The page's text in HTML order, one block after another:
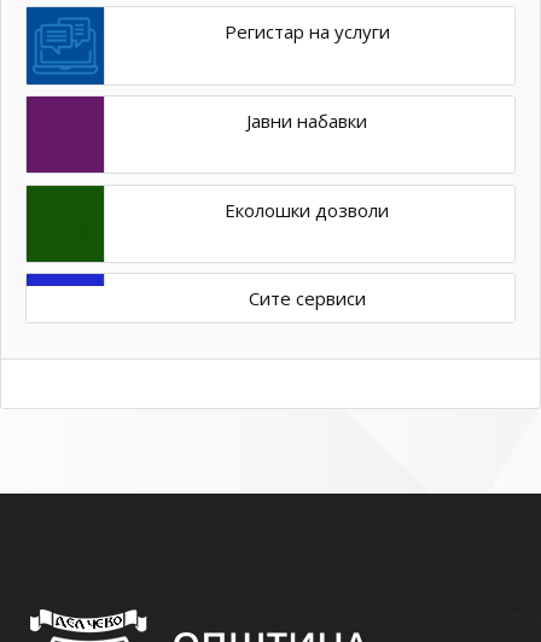
Регистар на услуги
Јавни набавки
Еколошки дозволи
Сите сервиси